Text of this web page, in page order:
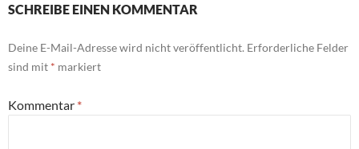
SCHREIBE EINEN KOMMENTAR
Deine E-Mail-Adresse wird nicht veröffentlicht. Erforderliche Felder
sind mit * markiert
Kommentar *